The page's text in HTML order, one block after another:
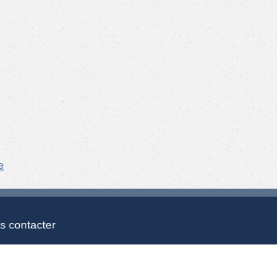
contacter